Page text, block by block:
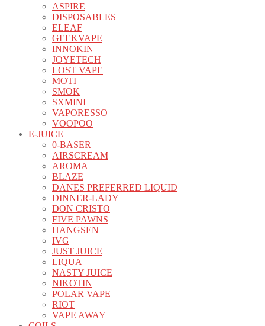
ASPIRE
DISPOSABLES
ELEAF
GEEKVAPE
INNOKIN
JOYETECH
LOST VAPE
MOTI
SMOK
SXMINI
VAPORESSO
VOOPOO
E-JUICE
0-BASER
AIRSCREAM
AROMA
BLAZE
DANES PREFERRED LIQUID
DINNER-LADY
DON CRISTO
FIVE PAWNS
HANGSEN
IVG
JUST JUICE
LIQUA
NASTY JUICE
NIKOTIN
POLAR VAPE
RIOT
VAPE AWAY